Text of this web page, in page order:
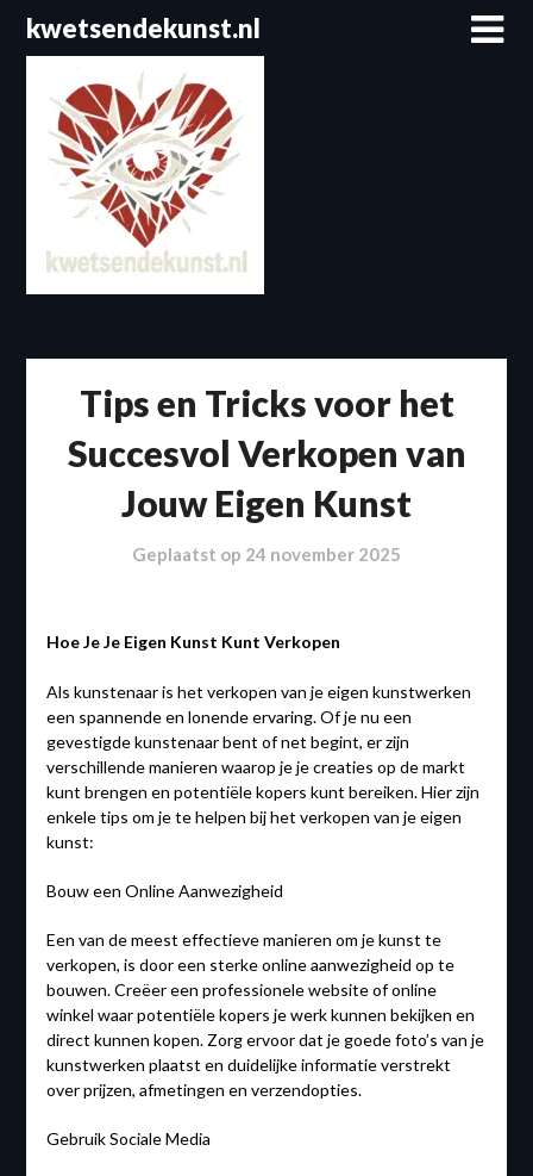
Spring
naar
inhoud
kwetsendekunst.nl
Tips en Tricks voor het
Succesvol Verkopen van
Jouw Eigen Kunst
Geplaatst op 24 november 2025
Hoe Je Je Eigen Kunst Kunt Verkopen
Als kunstenaar is het verkopen van je eigen kunstwerken
een spannende en lonende ervaring. Of je nu een
gevestigde kunstenaar bent of net begint, er zijn
verschillende manieren waarop je je creaties op de markt
kunt brengen en potentiële kopers kunt bereiken. Hier zijn
enkele tips om je te helpen bij het verkopen van je eigen
kunst:
Bouw een Online Aanwezigheid
Een van de meest effectieve manieren om je kunst te
verkopen, is door een sterke online aanwezigheid op te
bouwen. Creëer een professionele website of online
winkel waar potentiële kopers je werk kunnen bekijken en
direct kunnen kopen. Zorg ervoor dat je goede foto’s van je
kunstwerken plaatst en duidelijke informatie verstrekt
over prijzen, afmetingen en verzendopties.
Gebruik Sociale Media